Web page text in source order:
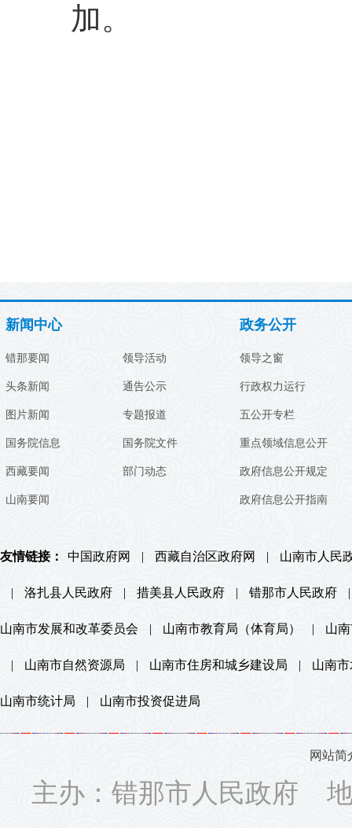
加。
新闻中心
错那要闻
头条新闻
图片新闻
国务院信息
西藏要闻
山南要闻
领导活动
通告公示
专题报道
国务院文件
部门动态
政务公开
领导之窗
行政权力运行
五公开专栏
重点领域信息公开
政府信息公开规定
政府信息公开指南
友情链接： 中国政府网 | 西藏自治区政府网 | 山南市人民
| 洛扎县人民政府 | 措美县人民政府 | 错那市人民政府 |
山南市发展和改革委员会 | 山南市教育局（体育局） | 山
| 山南市自然资源局 | 山南市住房和城乡建设局 | 山南
山南市统计局 | 山南市投资促进局
网站简
主办：错那市人民政府